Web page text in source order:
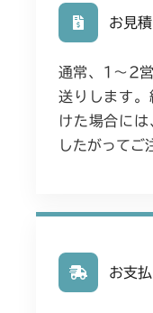
お見積
通常、1〜2
送りします
けた場合に
したがってご
お支